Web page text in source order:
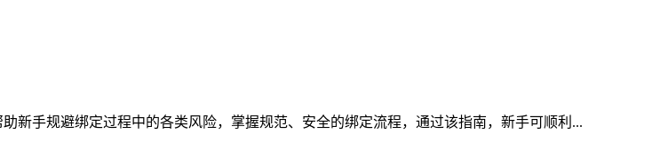
新手规避绑定过程中的各类风险，掌握规范、安全的绑定流程，通过该指南，新手可顺利...